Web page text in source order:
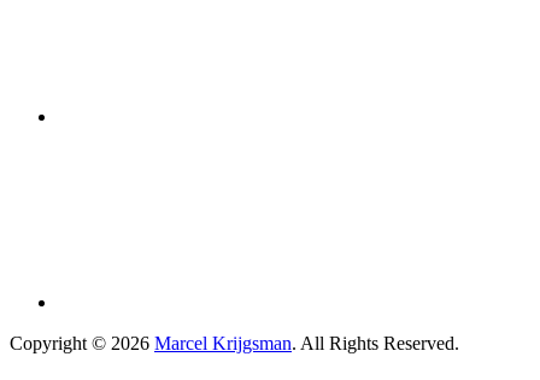
Copyright © 2026 Marcel Krijgsman. All Rights Reserved.